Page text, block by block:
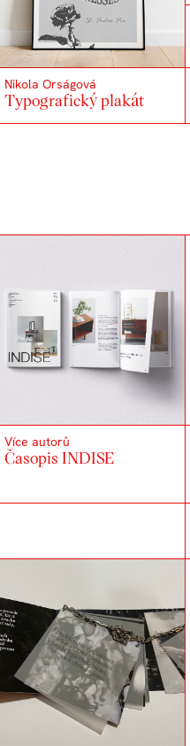
Nikola Orságová
Typografický plakát
Více autorů
Časopis INDISE